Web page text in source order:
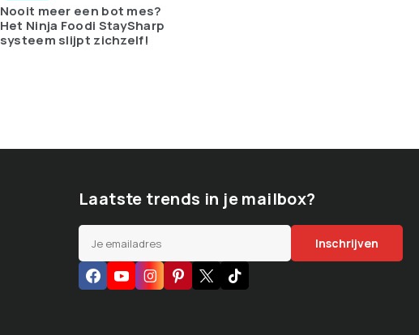
Nooit meer een bot mes?
Het Ninja Foodi StaySharp
systeem slijpt zichzelf!
Laatste trends in je mailbox?